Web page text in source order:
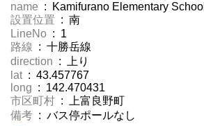
name : Kamifurano Elementary School
設置位置 : 南
LineNo : 1
路線 : 十勝岳線
direction : 上り
lat : 43.457767
long : 142.470431
市区町村 : 上富良野町
備考 : バス停ポールなし